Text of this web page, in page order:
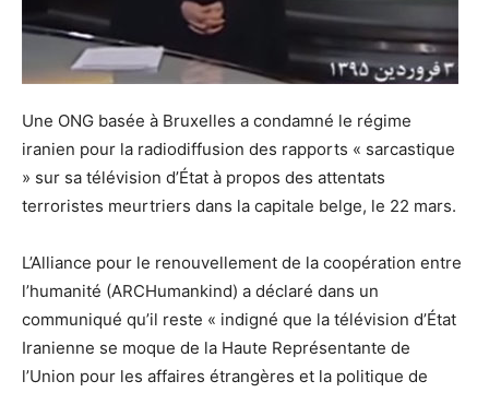
Une ONG basée à Bruxelles a condamné le régime
iranien pour la radiodiffusion des rapports « sarcastique
» sur sa télévision d’État à propos des attentats
terroristes meurtriers dans la capitale belge, le 22 mars.
L’Alliance pour le renouvellement de la coopération entre
l’humanité (ARCHumankind) a déclaré dans un
communiqué qu’il reste « indigné que la télévision d’État
Iranienne se moque de la Haute Représentante de
l’Union pour les affaires étrangères et la politique de